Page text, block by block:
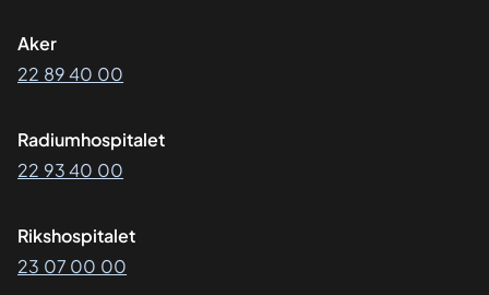
Aker
22 89 40 00
Radiumhospitalet
22 93 40 00
Rikshospitalet
23 07 00 00